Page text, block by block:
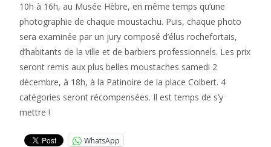
10h à 16h, au Musée Hèbre, en même temps qu’une
photographie de chaque moustachu. Puis, chaque photo
sera examinée par un jury composé d’élus rochefortais,
d’habitants de la ville et de barbiers professionnels. Les prix
seront remis aux plus belles moustaches samedi 2
décembre, à 18h, à la Patinoire de la place Colbert. 4
catégories seront récompensées. Il est temps de s’y
mettre !
WhatsApp